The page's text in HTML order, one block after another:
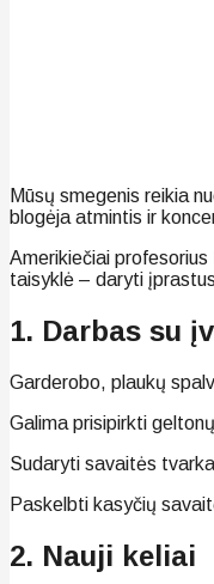
Mūsų smegenis reikia
blogėja atmintis ir
Amerikiečiai
taisyklė – daryti
1. Darbas su
Garderobo, plaukų
Galima prisipirkti
Sudaryti savaitės
Paskelbti kasyčių
2. Nauji keliai